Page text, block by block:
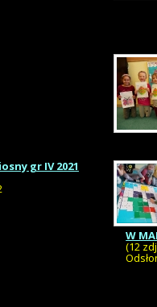
gr IV 2021
W
(12